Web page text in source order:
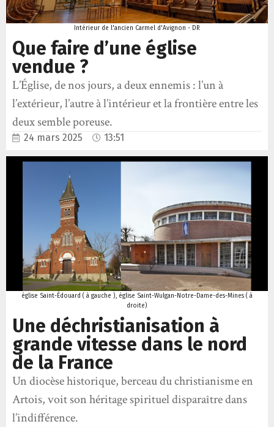
Intérieur de l'ancien Carmel d'Avignon - DR
Que faire d’une église
vendue ?
L’Église, de nos jours, a deux ennemis : l’un à
l’extérieur, l’autre à l’intérieur et la frontière entre les
deux semble poreuse.
24 mars 2025 13:51
église Saint-Édouard ( à gauche ), église Saint-Wulgan-Notre-Dame-des-Mines ( à
droite)
Une déchristianisation à
grande vitesse dans le nord
de la France
Un diocèse historique, berceau du christianisme en
Artois, voit son héritage spirituel disparaître dans
l’indifférence.